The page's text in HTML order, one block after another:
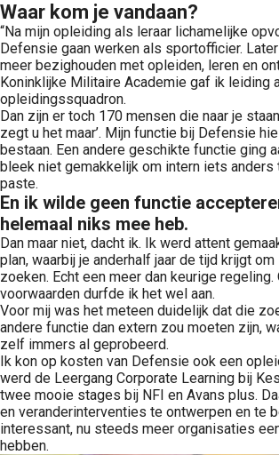
Waar kom je vandaan?
“Na mijn opleiding als leraar lichamelijke
Defensie gaan werken als sportofficier.
meer bezighouden met opleiden, leren en
Koninklijke Militaire Academie gaf ik leiding
opleidingssquadron.
Dan zijn er toch 170 mensen die naar je
zegt u het maar’. Mijn functie bij Defensie
bestaan. Een andere geschikte functie ging
bleek niet gemakkelijk om intern iets anders
paste.
En ik wilde geen functie
helemaal niks mee heb.
Dan maar niet, dacht ik. Ik werd attent
plan, waarbij je anderhalf jaar de tijd krijgt
zoeken. Echt een meer dan keurige regeling.
voorwaarden durfde ik het wel aan.
Voor mij was het meteen duidelijk dat die
andere functie dan extern zou moeten zijn,
zelf immers al geprobeerd.
Ik kon op kosten van Defensie ook een
werd de Leergang Corporate Learning bij
twee mooie stages bij NFI en Avans plus.
en veranderinterventies te ontwerpen en te
interessant, nu steeds meer organisaties
hebben.